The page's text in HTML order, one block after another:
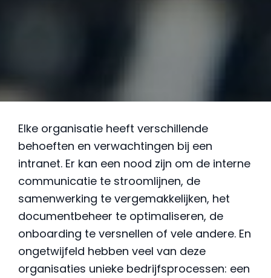
Elke organisatie heeft verschillende
behoeften en verwachtingen bij een
intranet. Er kan een nood zijn om de interne
communicatie te stroomlijnen, de
samenwerking te vergemakkelijken, het
documentbeheer te optimaliseren, de
onboarding te versnellen of vele andere. En
ongetwijfeld hebben veel van deze
organisaties unieke bedrijfsprocessen: een